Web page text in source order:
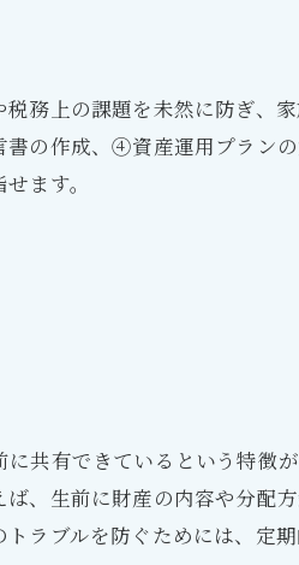
務上の課題を未然に防ぎ、
の作成、④資産運用プラン
ます。
共有できているという特徴
、生前に財産の内容や分配
ラブルを防ぐためには、定